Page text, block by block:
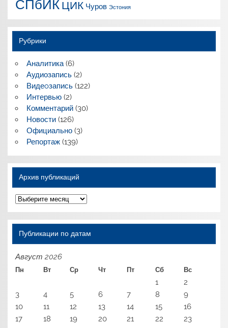
СПбИК ЦИК Чуров Эстония
Рубрики
Аналитика(6)
Аудиозапись(2)
Видеoзапись(122)
Интервью(2)
Комментарий(30)
Новости(126)
Официально(3)
Репортаж(139)
Архив публикаций
Архив
публикаций
Публикации по датам
Август 2026
Пн Вт Ср Чт Пт Сб Вс
1
2
3
4 5 6 7 8
9
10
11 12 13 14 15
16
17
18 19 20 21 22
23